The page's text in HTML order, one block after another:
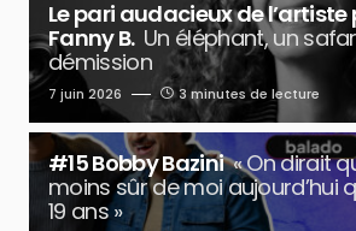
Le pari audacieux de
Fanny B. Un éléphant, un
démission
7 juin 2026 3 minutes de lecture
#15 Bobby Bazini « On dirait
moins sûr de moi aujourd’hui
19 ans »